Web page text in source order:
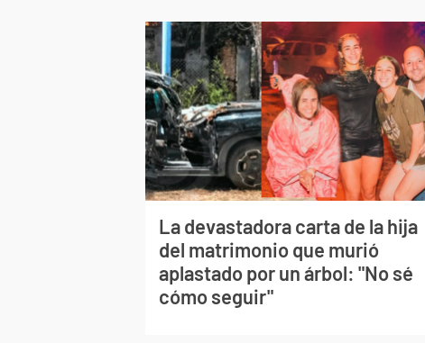
La devastadora carta de la hija
del matrimonio que murió
aplastado por un árbol: "No sé
cómo seguir"